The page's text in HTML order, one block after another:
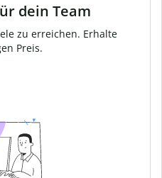
dein Team
zu erreichen. Erhalte
Preis.